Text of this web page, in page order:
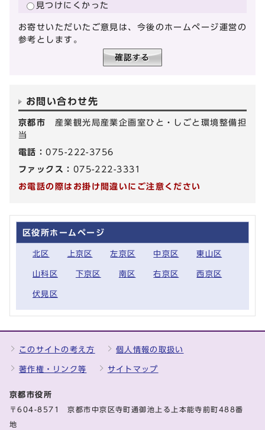
見つけにくかった
お寄せいただいたご意見は、今後のホームページ運営の
参考とします。
お問い合わせ先
京都市 産業観光局産業企画室ひと・しごと環境整備担
当
電話：075-222-3756
ファックス： 075-222-3331
お電話の際はお掛け間違いにご注意ください
区役所ホームページ
北区 上京区 左京区 中京区 東山区
山科区 下京区 南区 右京区 西京区
伏見区
このサイトの考え方 個人情報の取扱い
著作権・リンク等 サイトマップ
京都市役所
〒604-8571 京都市中京区寺町通御池上る上本能寺前町488番
地